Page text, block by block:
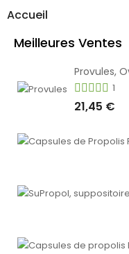
Accueil
Meilleures Ventes
Provules,
1
21,45 €